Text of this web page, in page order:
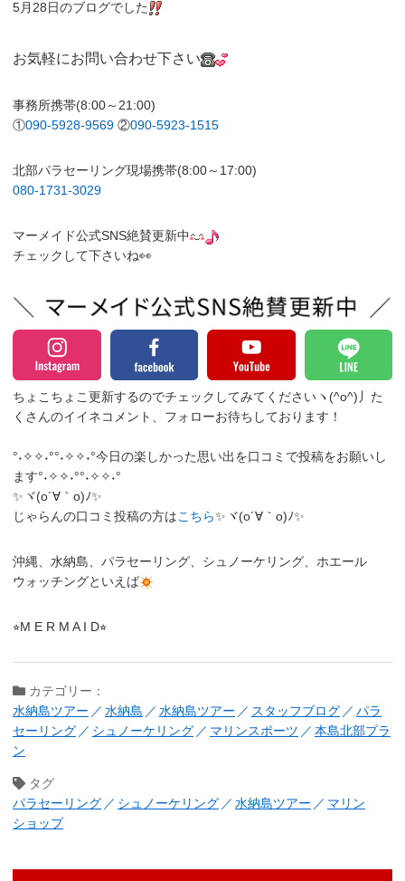
5月28日のブログでした
お気軽にお問い合わせ下さい
事務所携帯(8:00～21:00)
①090-5928-9569 ②090-5923-1515
北部パラセーリング現場携帯(8:00～17:00)
080-1731-3029
マーメイド公式SNS絶賛更新中
チェックして下さいね👀
ちょこちょこ更新するのでチェックしてみてくださいヽ(^o^)丿 た
くさんのイイネコメント、フォローお待ちしております！
°˖✧✧˖°°˖✧✧˖°今日の楽しかった思い出を口コミで投稿をお願いし
ます°˖✧✧˖°°˖✧✧˖°
✨ヾ(o´∀｀o)ﾉ✨
じゃらんの口コミ投稿の方はこちら✨ヾ(o´∀｀o)ﾉ✨
沖縄、水納島、パラセーリング、シュノーケリング、ホエール
ウォッチングといえば
⭐︎M E R M A I D⭐︎
カテゴリー：
水納島ツアー
水納島 水納島ツアー スタッフブログ
パラ
セーリング
シュノーケリング マリンスポーツ
本島北部プラ
ン
タグ
パラセーリング
シュノーケリング 水納島ツアー
マリン
ショップ